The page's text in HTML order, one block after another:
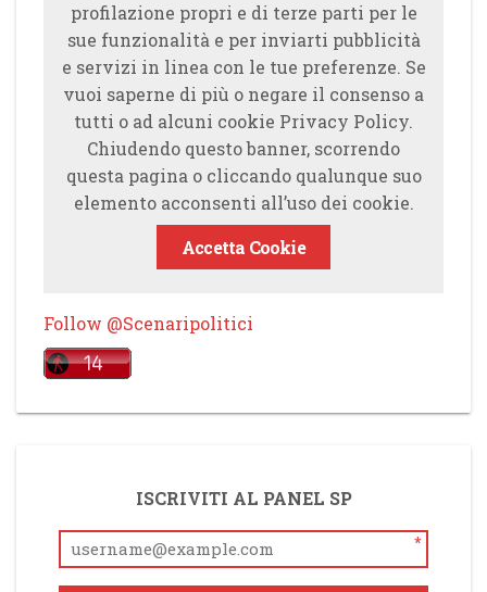
profilazione propri e di terze parti per le
sue funzionalità e per inviarti pubblicità
e servizi in linea con le tue preferenze. Se
vuoi saperne di più o negare il consenso a
tutti o ad alcuni cookie Privacy Policy.
Chiudendo questo banner, scorrendo
questa pagina o cliccando qualunque suo
elemento acconsenti all’uso dei cookie.
Accetta Cookie
Follow @Scenaripolitici
ISCRIVITI AL PANEL SP
*